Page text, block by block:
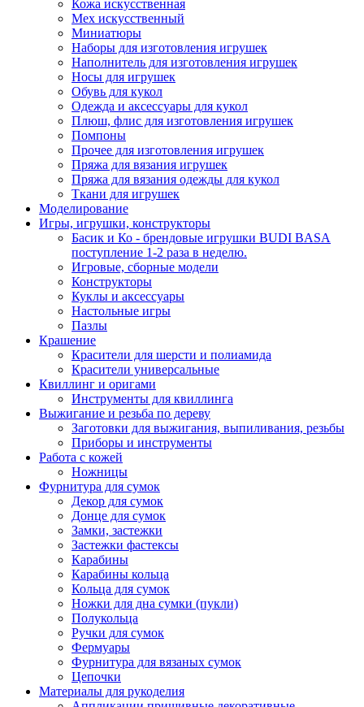
Кожа искусственная
Мех искусственный
Миниатюры
Наборы для изготовления игрушек
Наполнитель для изготовления игрушек
Носы для игрушек
Обувь для кукол
Одежда и аксессуары для кукол
Плюш, флис для изготовления игрушек
Помпоны
Прочее для изготовления игрушек
Пряжа для вязания игрушек
Пряжа для вязания одежды для кукол
Ткани для игрушек
Моделирование
Игры, игрушки, конструкторы
Басик и Ко - брендовые игрушки BUDI BASA
поступление 1-2 раза в неделю.
Игровые, сборные модели
Конструкторы
Куклы и аксессуары
Настольные игры
Пазлы
Крашение
Красители для шерсти и полиамида
Красители универсальные
Квиллинг и оригами
Инструменты для квиллинга
Выжигание и резьба по дереву
Заготовки для выжигания, выпиливания, резьбы
Приборы и инструменты
Работа с кожей
Ножницы
Фурнитура для сумок
Декор для сумок
Донце для сумок
Замки, застежки
Застежки фастексы
Карабины
Карабины кольца
Кольца для сумок
Ножки для дна сумки (пукли)
Полукольца
Ручки для сумок
Фермуары
Фурнитура для вязаных сумок
Цепочки
Материалы для рукоделия